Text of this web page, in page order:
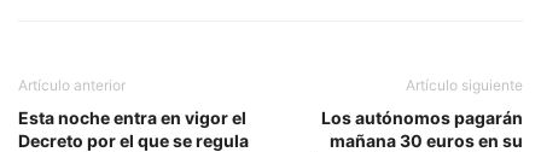
Artículo anterior
Esta noche entra en vigor el
Decreto por el que se regula
Artículo siguiente
Los autónomos pagarán
mañana 30 euros en su